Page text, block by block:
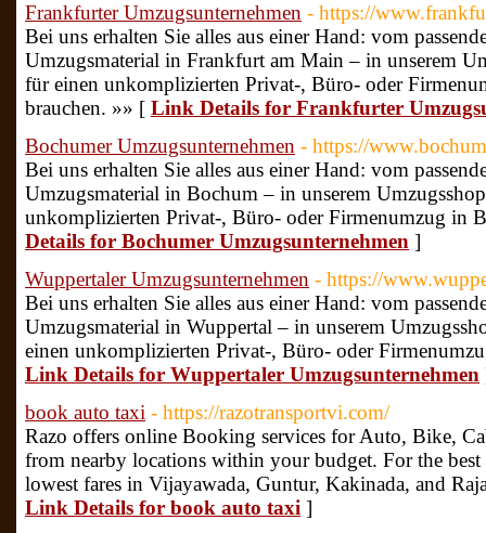
Frankfurter Umzugsunternehmen - https://
Bei uns erhalten Sie alles aus einer Hand: vom
Umzugsmaterial in Frankfurt am Main – in unserem
für einen unkomplizierten Privat-, Büro- oder
brauchen. »» [ Link Details for Frankfurter
Bochumer Umzugsunternehmen - https://
Bei uns erhalten Sie alles aus einer Hand: vom
Umzugsmaterial in Bochum – in unserem
unkomplizierten Privat-, Büro- oder Firmenumzug in
Details for Bochumer Umzugsunternehmen ]
Wuppertaler Umzugsunternehmen - https://
Bei uns erhalten Sie alles aus einer Hand: vom
Umzugsmaterial in Wuppertal – in unserem
einen unkomplizierten Privat-, Büro- oder
Link Details for Wuppertaler Umzugsunternehmen
book auto taxi - https://razotransportvi.com/
Razo offers online Booking services for Auto, Bike,
from nearby locations within your budget. For the
lowest fares in Vijayawada, Guntur, Kakinada, and
Link Details for book auto taxi ]